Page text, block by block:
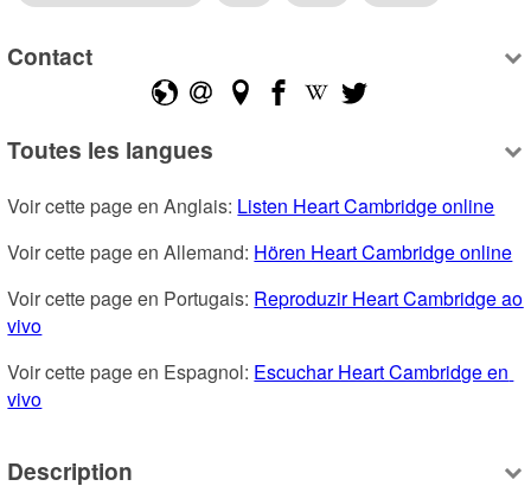
Contact
Toutes les langues
Voir cette page en Anglais: Listen Heart Cambridge online
Voir cette page en Allemand: Hören Heart Cambridge online
Voir cette page en Portugais: Reproduzir Heart Cambridge ao
vivo
Voir cette page en Espagnol: Escuchar Heart Cambridge en
vivo
Description